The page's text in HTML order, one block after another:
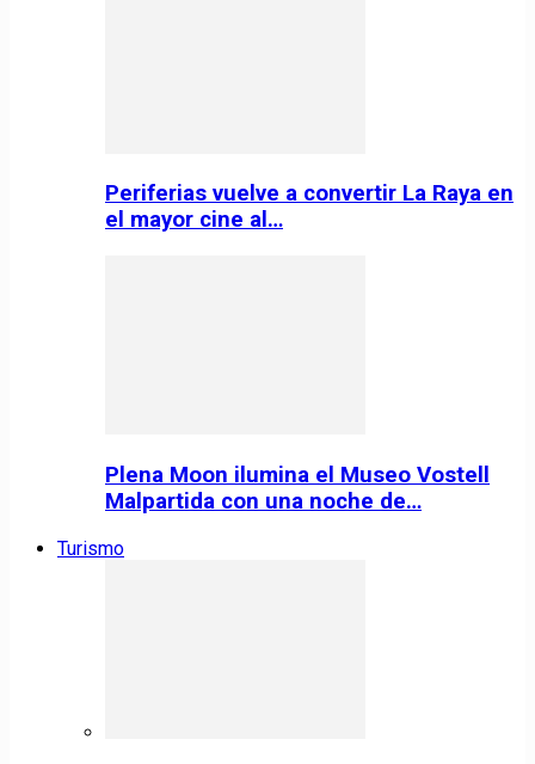
Periferias vuelve a convertir La Raya en
el mayor cine al…
Plena Moon ilumina el Museo Vostell
Malpartida con una noche de…
Turismo